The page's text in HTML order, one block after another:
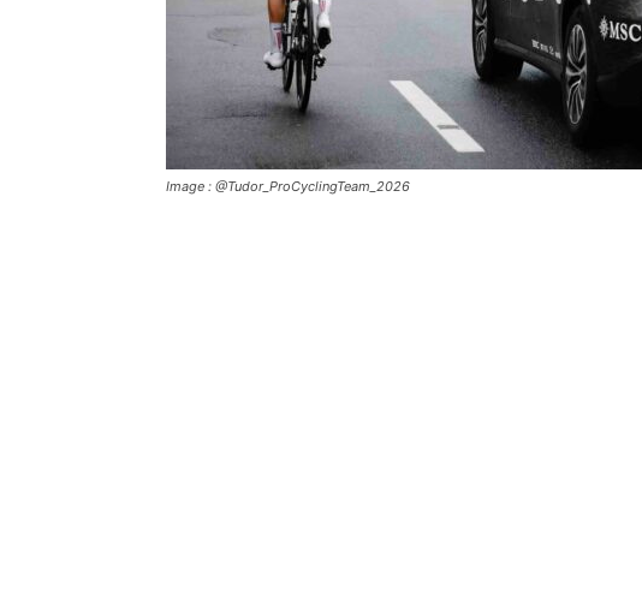
Image : @Tudor_ProCyclingTeam_2026